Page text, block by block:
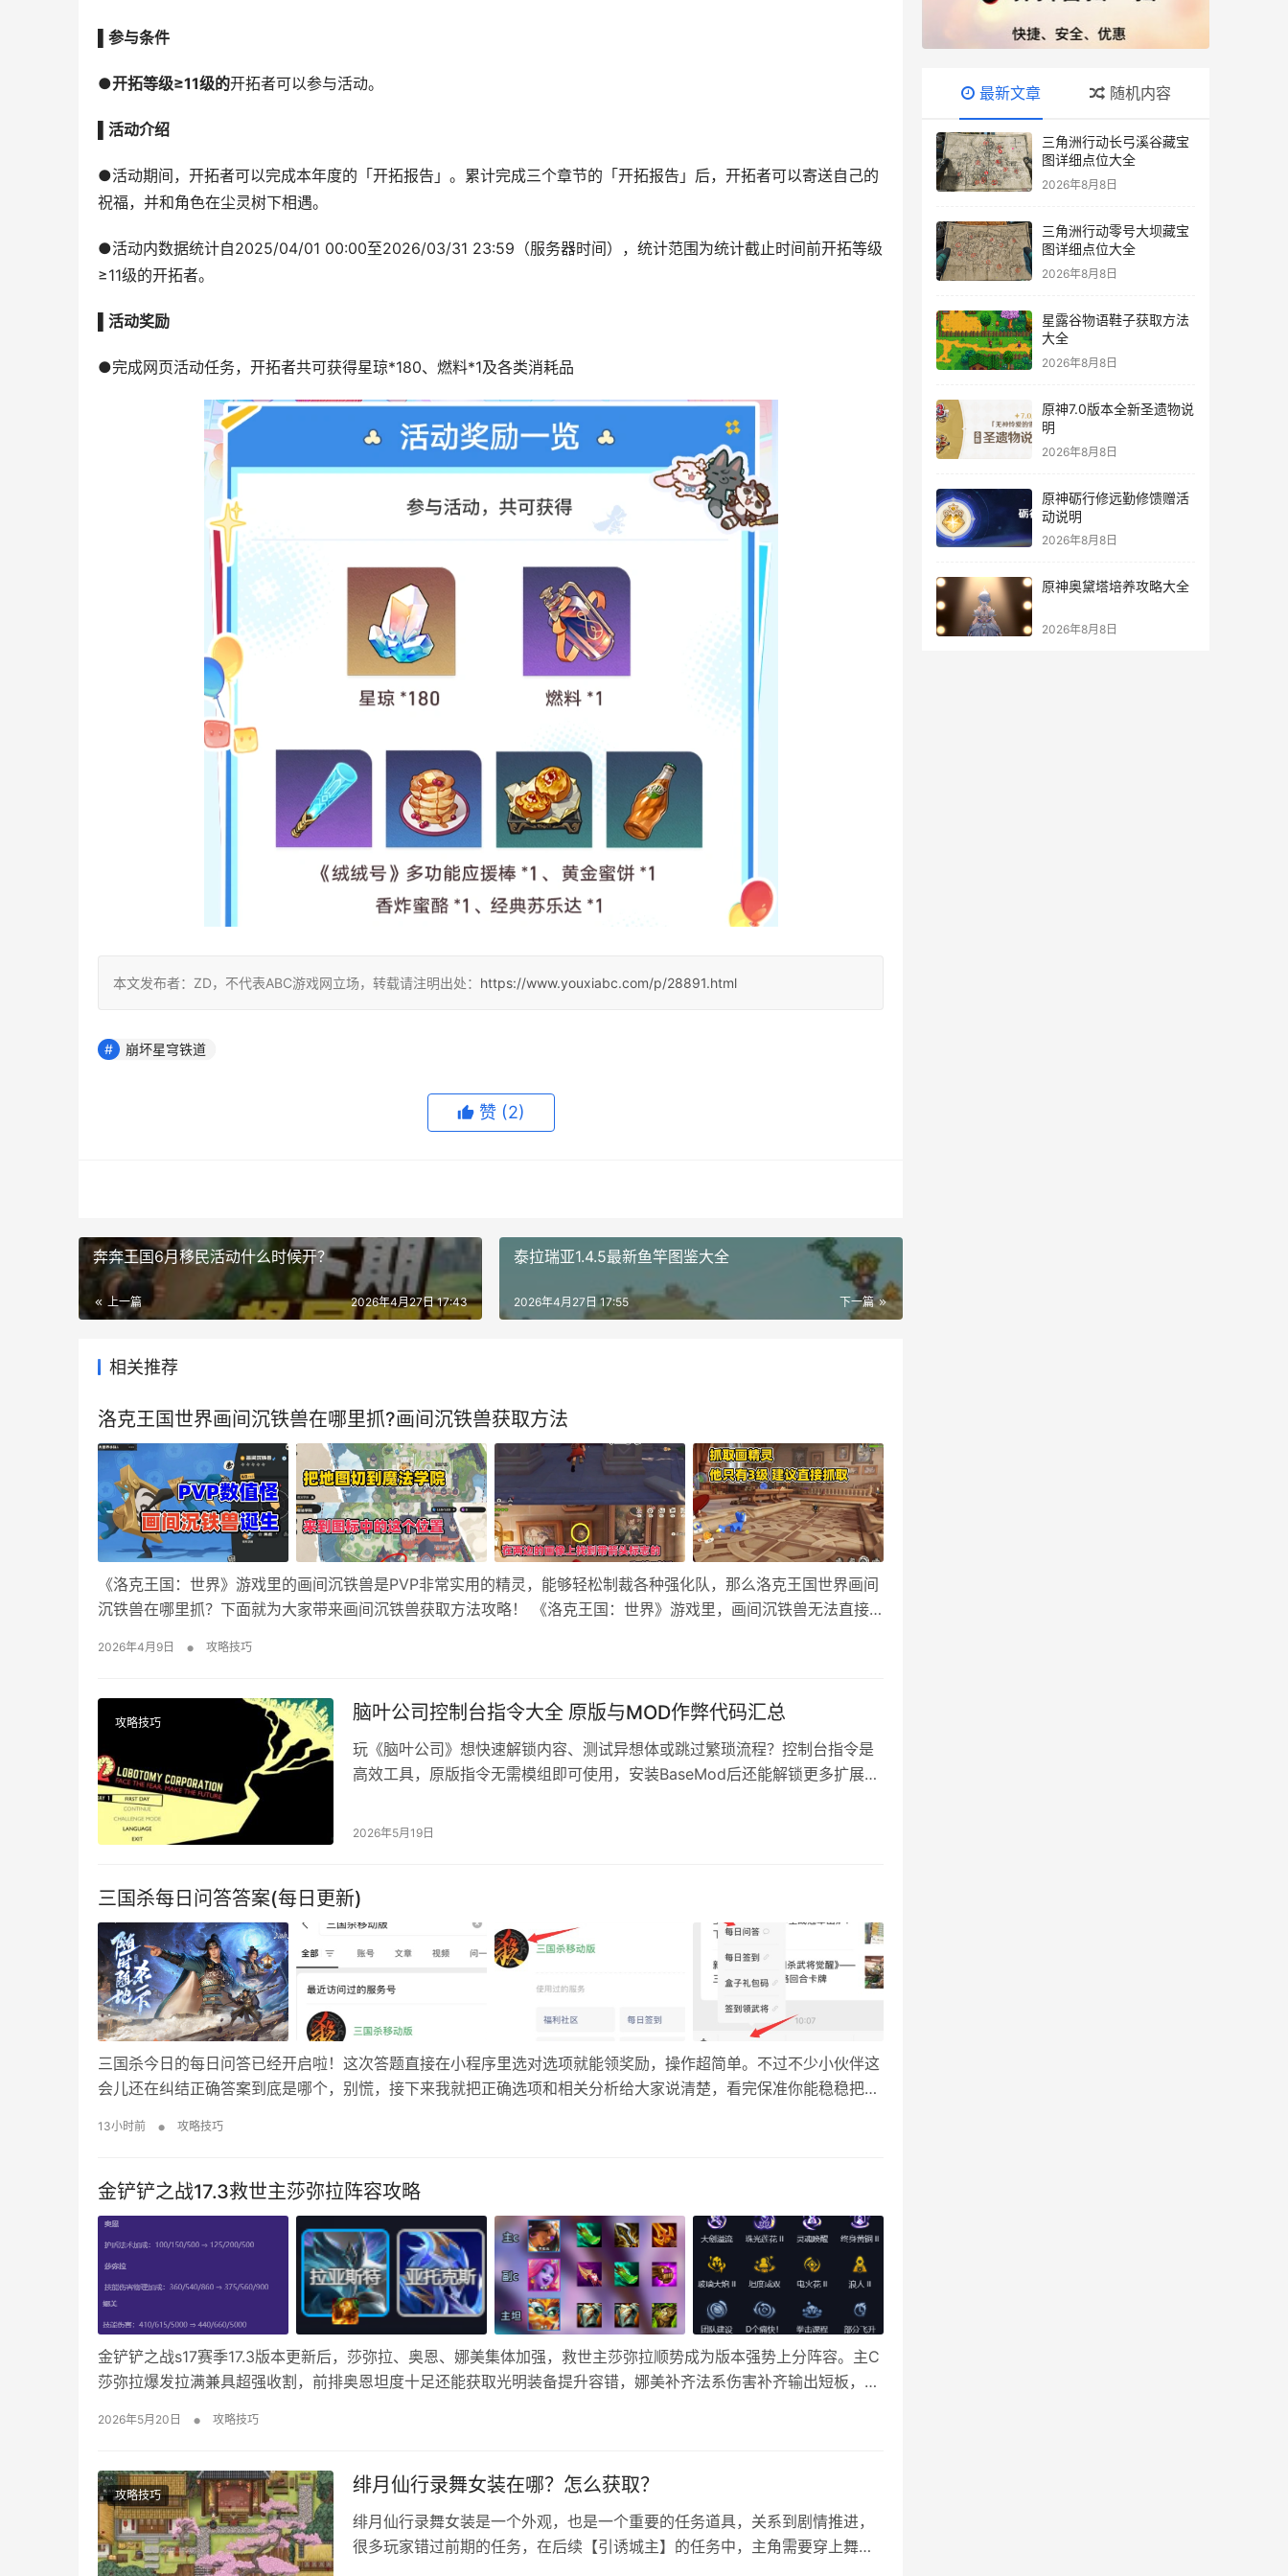
参与条件
●开拓等级≥11级的开拓者可以参与活动。
▌活动介绍
●活动期间，开拓者可以完成本年度的「开拓报告」。累计完成三个章节的「开拓报告」后，开拓者可以寄送自己的
祝福，并和角色在尘灵树下相遇。
●活动内数据统计自2025/04/01 00:00至2026/03/31 23:59（服务器时间），统计范围为统计截止时间前开拓等级
≥11级的开拓者。
▌活动奖励
●完成网页活动任务，开拓者共可获得星琼*180、燃料*1及各类消耗品
本文发布者：ZD，不代表ABC游戏网立场，转载请注明出处： https://www.youxiabc.com/p/28891.html
崩坏星穹铁道
赞 (2)
奔奔王国6月移民活动什么时候开？
上一篇 2026年4月27日 17:43
泰拉瑞亚1.4.5最新鱼竿图鉴大全
下一篇
2026年4月27日 17:55
相关推荐
洛克王国世界画间沉铁兽在哪里抓?画间沉铁兽获取方法
《洛克王国：世界》游戏里的画间沉铁兽是PVP非常实用的精灵，能够轻松制裁各种强化队，那么洛克王国世界画间
沉铁兽在哪里抓？下面就为大家带来画间沉铁兽获取方法攻略！ 《洛克王国：世界》游戏里，‌画间沉铁兽无法直接
2026年4月9日 • 攻略技巧
攻略技巧 脑叶公司控制台指令大全 原版与MOD作弊代码汇总
玩《脑叶公司》想快速解锁内容、测试异想体或跳过繁琐流程？控制台指令是
高效工具，原版指令无需模组即可使用，安装BaseMod后还能解锁更多扩展作
体、核心抑制等场景，直接复制就能用！ 一、控制台开启方法 按键：按键盘左
2026年5月19日
三国杀每日问答答案(每日更新)
三国杀今日的每日问答已经开启啦！这次答题直接在小程序里选对选项就能领奖励，操作超简单。不过不少小伙伴这
会儿还在纠结正确答案到底是哪个，别慌，接下来我就把正确选项和相关分析给大家说清楚，看完保准你能稳稳把奖
三国杀移动版公众号。 2、跳转界面后点击头像并进入…
13小时前 • 攻略技巧
金铲铲之战17.3救世主莎弥拉阵容攻略
金铲铲之战s17赛季17.3版本更新后，莎弥拉、奥恩、娜美集体加强，救世主莎弥拉顺势成为版本强势上分阵容。主C
莎弥拉爆发拉满兼具超强收割，前排奥恩坦度十足还能获取光明装备提升容错，娜美补齐法系伤害补齐输出短板，阵
2026年5月20日 • 攻略技巧
攻略技巧 绯月仙行录舞女装在哪？怎么获取？
绯月仙行录舞女装是一个外观，也是一个重要的任务道具，关系到剧情推进，
很多玩家错过前期的任务，在后续【引诱城主】的任务中，主角需要穿上舞女
最新文章 随机内容
三角洲行动长弓溪谷藏宝
图详细点位大全
2026年8月8日
三角洲行动零号大坝藏宝
图详细点位大全
2026年8月8日
星露谷物语鞋子获取方法
大全
2026年8月8日
原神7.0版本全新圣遗物说
明
2026年8月8日
原神砺行修远勤修馈赠活
动说明
2026年8月8日
原神奥黛塔培养攻略大全
2026年8月8日